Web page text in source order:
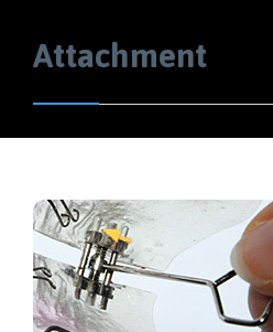
Attachment